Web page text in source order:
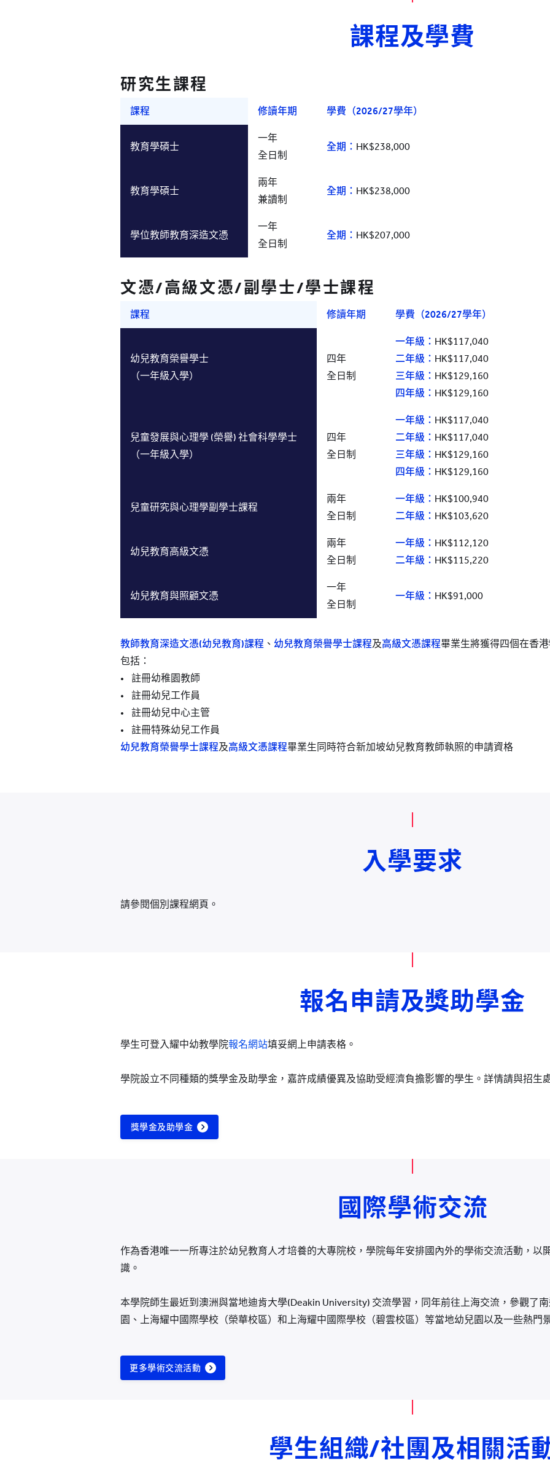
課程及學費
研究生課程
課程 修讀年期 學費（2026/27學年）
教育學碩士
一年
全日制
全期： HK$238,000
教育學碩士
兩年
兼讀制
全期： HK$238,000
學位教師教育深造文憑
一年
全日制
全期： HK$207,000
文憑/高級文憑/副學士/學士課程
課程 修讀年期 學費（2026/27學年）
幼兒教育榮譽學士
（一年級入學）
四年
全日制
一年級：
二年級：
三年級：
四年級： HK$129,160
兒童發展與心理學 (榮譽) 社會科學學士
（一年級入學）
四年
全日制
一年級：
二年級：
三年級：
四年級： HK$129,160
兒童研究與心理學副學士課程
兩年
全日制
一年級：
二年級： HK$103,620
幼兒教育高級文憑
兩年
全日制
一年級：
二年級： HK$115,220
幼兒教育與照顧文憑
一年
全日制
一年級： HK$91,000
教師教育深造文憑(幼兒教育)課程 、 幼兒教育榮譽學士課程及高級文憑課程畢業生將獲得四個在香
包括：
• 註冊幼稚園教師
• 註冊幼兒工作員
• 註冊幼兒中心主管
• 註冊特殊幼兒工作員
幼兒教育榮譽學士課程及高級文憑課程畢業生同時符合新加坡幼兒教育教師執照的申請資格
入學要求
請參閱個別課程網頁。
報名申請及獎助學金
學生可登入耀中幼教學院報名網站填妥網上申請表格。
學院設立不同種類的獎學金及助學金，嘉許成績優異及協助受經濟負擔影響的學生。詳情請與招生
獎學金及助學金
國際學術交流
作為香港唯一一所專注於幼兒教育人才培養的大專院校，學院每年安排國內外的學術交流活動，以
識。
本學院師生最近到澳洲與當地迪肯大學(Deakin University) 交流學習，同年前往上海交流，參觀了
園、上海耀中國際學校（榮華校區）和上海耀中國際學校（碧雲校區）等當地幼兒園以及一些熱門
更多學術交流活動
學生組織/社團及相關活